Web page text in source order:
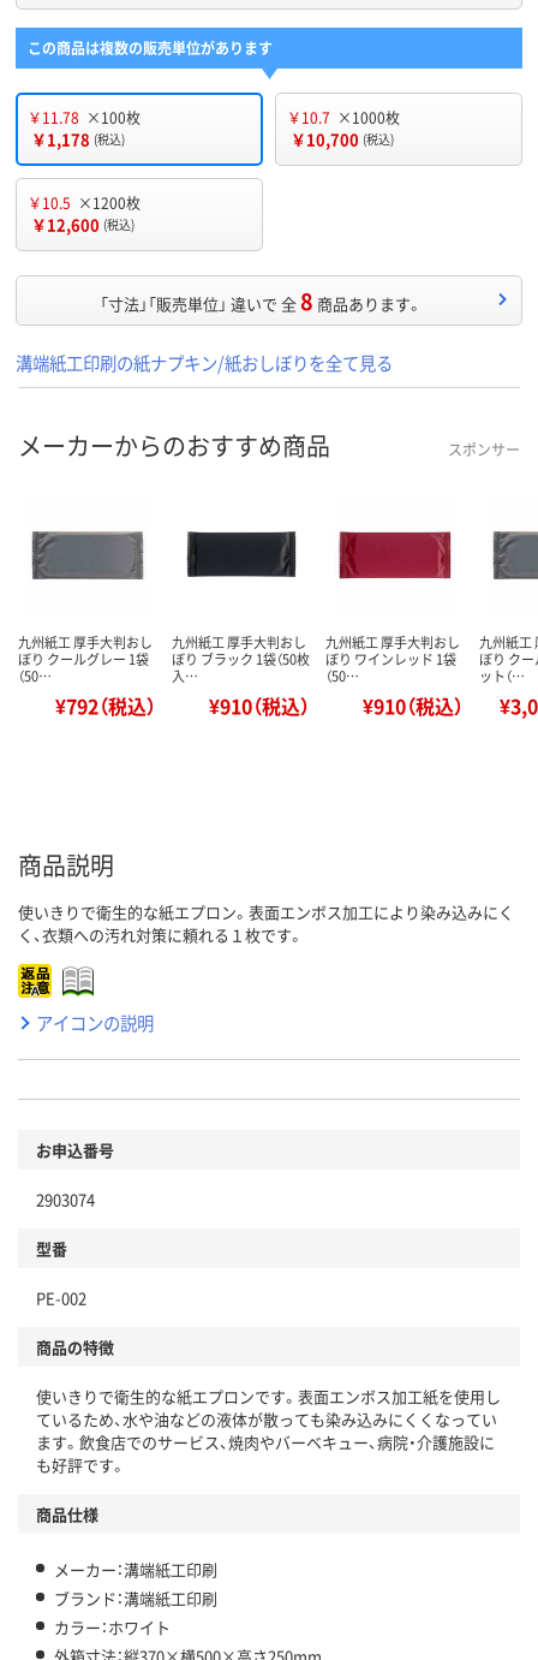
この商品は複数の販売単位があります
￥11.78 ×100枚
￥1,178 (税込)
￥10.7 ×1000枚
￥10,700 (税込)
￥10.5 ×1200枚
￥12,600 (税込)
「寸法」「販売単位」 違いで 全8 商品あります。
溝端紙工印刷の紙ナプキン/紙おしぼりを全て見る
メーカーからのおすすめ商品 スポンサー
九州紙工 厚手大判おし
ぼり クールグレー 1袋
（50…
¥792（税込）
九州紙工 厚手大判おし
ぼり ブラック 1袋（50枚
入…
¥910（税込）
九州紙工 厚手大判おし
ぼり ワインレッド 1袋
（50…
¥910（税込）
九州紙工
ぼり ク
ット（…
商品説明
使いきりで衛生的な紙エプロン。表面エンボス加工により染み込みにく
く、衣類への汚れ対策に頼れる１枚です。
アイコンの説明
お申込番号
2903074
型番
PE-002
商品の特徴
使いきりで衛生的な紙エプロンです。表面エンボス加工紙を使用し
ているため、水や油などの液体が散っても染み込みにくくなってい
ます。飲食店でのサービス、焼肉やバーベキュー、病院・介護施設に
も好評です。
商品仕様
メーカー：溝端紙工印刷
ブランド：溝端紙工印刷
カラー：ホワイト
外箱寸法：縦370×横500×高さ250mm